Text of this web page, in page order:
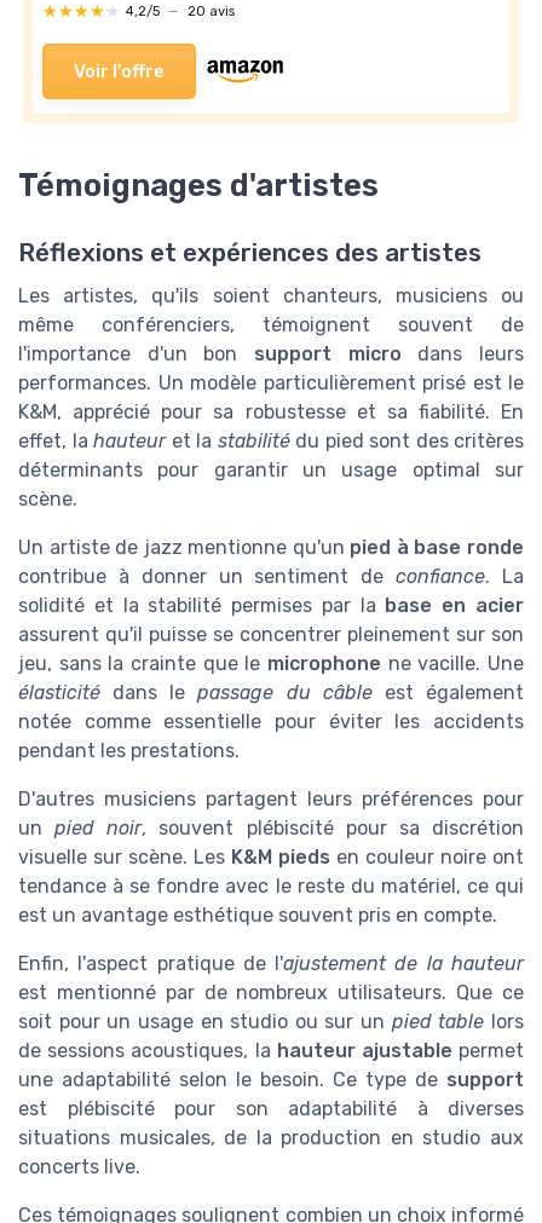
★★★★★
★★★★★ 4,2/5 — 20 avis
Voir l'offre
Témoignages d'artistes
Réflexions et expériences des artistes
Les artistes, qu'ils soient chanteurs, musiciens ou
même conférenciers, témoignent souvent de
l'importance d'un bon support micro dans leurs
performances. Un modèle particulièrement prisé est le
K&M, apprécié pour sa robustesse et sa fiabilité. En
effet, la hauteuret la stabilitédu pied sont des critères
déterminants pour garantir un usage optimal sur
scène.
Un artiste de jazz mentionne qu'un pied à base ronde
contribue à donner un sentiment deconfiance. La
solidité et la stabilité permises par la base en acier
assurent qu'il puisse se concentrer pleinement sur son
jeu, sans la crainte que le microphone ne vacille. Une
élasticité dans lepassage du câbleest également
notée comme essentielle pour éviter les accidents
pendant les prestations.
D'autres musiciens partagent leurs préférences pour
unpied noir, souvent plébiscité pour sa discrétion
visuelle sur scène. Les K&M pieds en couleur noire ont
tendance à se fondre avec le reste du matériel, ce qui
est un avantage esthétique souvent pris en compte.
Enfin, l'aspect pratique de l'ajustement de la hauteur
est mentionné par de nombreux utilisateurs. Que ce
soit pour un usage en studio ou sur un pied table lors
de sessions acoustiques, la hauteur ajustable permet
une adaptabilité selon le besoin. Ce type de support
est plébiscité pour son adaptabilité à diverses
situations musicales, de la production en studio aux
concerts live.
Ces témoignages soulignent combien un choix informé